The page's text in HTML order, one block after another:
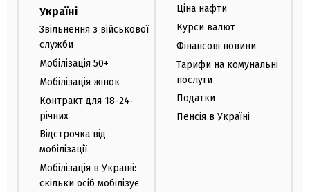
Україні
Звільнення з військової
служби
Мобілізація 50+
Мобілізація жінок
Контракт для 18-24-
річних
Відстрочка від
мобілізації
Мобілізація в Україні:
скільки осіб мобілізує
Ціна нафти
Курси валют
Фінансові новини
Тарифи на комунальні
послуги
Податки
Пенсія в Україні